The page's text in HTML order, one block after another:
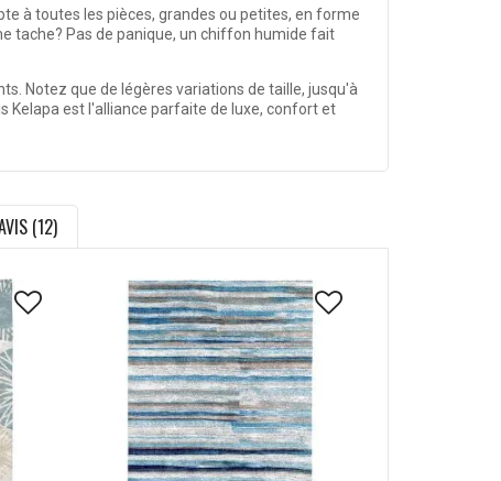
à toutes les pièces, grandes ou petites, en forme
tache? Pas de panique, un chiffon humide fait
Notez que de légères variations de taille, jusqu'à
Kelapa est l'alliance parfaite de luxe, confort et
(12)